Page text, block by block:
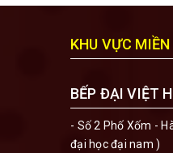
KHU VỰC
BẾP ĐẠI VIỆT
- Số 2 Phố Xốm -
đại học đại nam )